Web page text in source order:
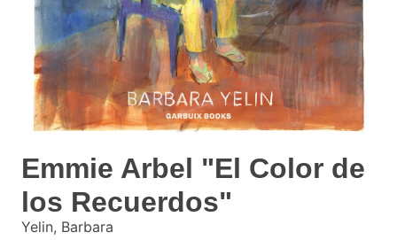
Emmie Arbel "El Color de
los Recuerdos"
Yelin, Barbara